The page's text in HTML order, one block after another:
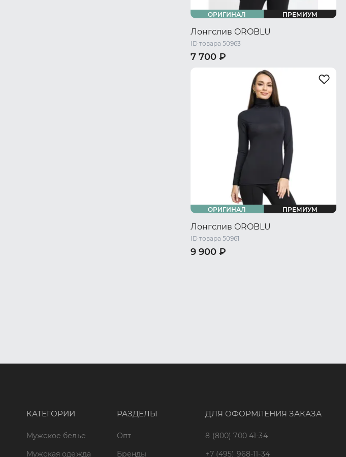
ОРИГИНАЛ ПРЕМИУМ
Лонгслив OROBLU
ID товара 50963
7 700 ₽
44 RU / S
50 RU / XL
ОРИГИНАЛ ПРЕМИУМ
Лонгслив OROBLU
ID товара 50961
9 900 ₽
КАТЕГОРИИ
Мужское белье
Мужская одежда
РАЗДЕЛЫ
Опт
Бренды
ДЛЯ ОФОРМЛЕНИЯ ЗАКАЗА
8 (800) 700 41-34
+7 (495) 968-11-34